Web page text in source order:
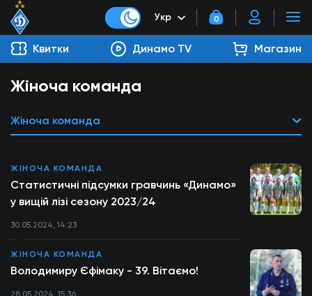
Укр 0
Квитки Динамо TV Магазин
Жіноча команда
Жіноча команда
ЖІНОЧА КОМАНДА
Статистичні підсумки гравчинь «Динамо»
у вищій лізі сезону 2023/24
30.05.2024, 14:23
ЖІНОЧА КОМАНДА
Володимиру Єфімаку - 39. Вітаємо!
28.05.2024, 15:36